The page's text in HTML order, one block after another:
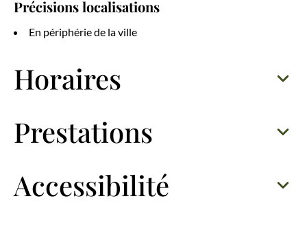
Précisions localisations
En périphérie de la ville
Horaires
Prestations
Accessibilité